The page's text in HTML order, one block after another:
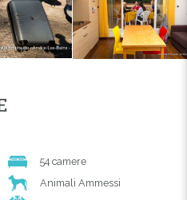
54 camere
Animali Ammessi